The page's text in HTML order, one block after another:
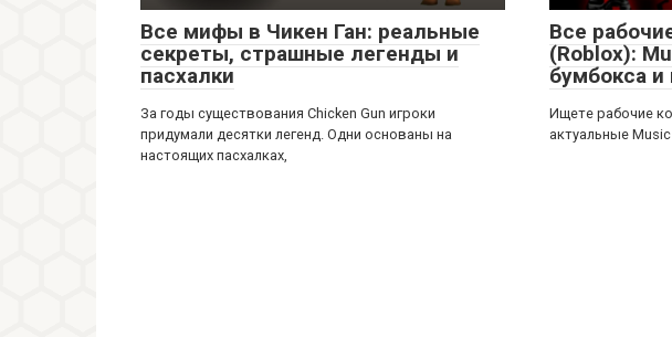
Все мифы в Чикен Ган: реальные
секреты, страшные легенды и
пасхалки
За годы существования Chicken Gun игроки
придумали десятки легенд. Одни основаны на
настоящих пасхалках,
Все
(Roblox):
бумбокса
Ищете рабочие
актуальные